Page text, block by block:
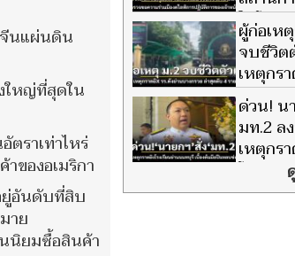
นแผ่นดิน
ใหญ่ที่สุดใน
ตราเท่าไหร่
ของอเมริกา
ยู่อันดับที่สิบ
าย
นิยมซื้อสินค้า
ในโรงเ
นนทบุรี ตำรวจขอความ
งดไลฟ์การปฏิบัติการขอ
หน้าที่
ผู้ก่อเห
จบชีวิต
เหตุกร
รร.ดังย่
บางกรวย ล่าสุดดับ 4 ร
ด่วน! น
มท.2 ล
เหตุกร
โรงเรี
นนทบุรีทันที เบื้องต้น